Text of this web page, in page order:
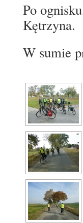
Po
Kętrzyna.
W sumie